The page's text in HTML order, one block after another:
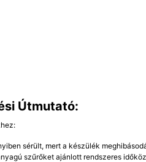
Útmutató:
sérült, mert a készülék
szűrőket ajánlott rendszeres